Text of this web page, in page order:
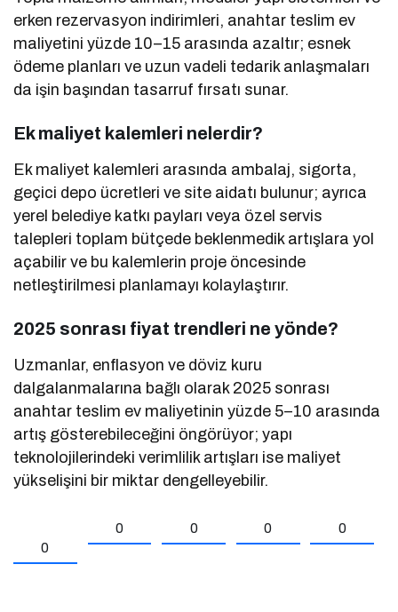
erken rezervasyon indirimleri, anahtar teslim ev
maliyetini yüzde 10–15 arasında azaltır; esnek
ödeme planları ve uzun vadeli tedarik anlaşmaları
da işin başından tasarruf fırsatı sunar.
Ek maliyet kalemleri nelerdir?
Ek maliyet kalemleri arasında ambalaj, sigorta,
geçici depo ücretleri ve site aidatı bulunur; ayrıca
yerel belediye katkı payları veya özel servis
talepleri toplam bütçede beklenmedik artışlara yol
açabilir ve bu kalemlerin proje öncesinde
netleştirilmesi planlamayı kolaylaştırır.
2025 sonrası fiyat trendleri ne yönde?
Uzmanlar, enflasyon ve döviz kuru
dalgalanmalarına bağlı olarak 2025 sonrası
anahtar teslim ev maliyetinin yüzde 5–10 arasında
artış gösterebileceğini öngörüyor; yapı
teknolojilerindeki verimlilik artışları ise maliyet
yükselişini bir miktar dengelleyebilir.
0 0 0 0